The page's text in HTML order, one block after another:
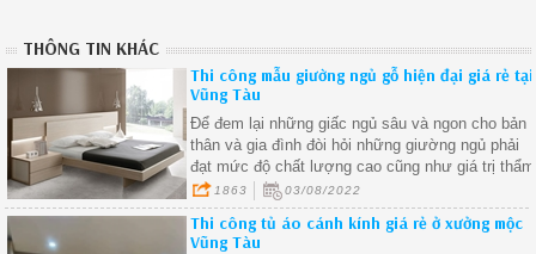
THÔNG TIN KHÁC
Thi công mẫu giường ngủ gỗ hiện đại giá rẻ tại
Vũng Tàu
Để đem lại những giấc ngủ sâu và ngon cho bản
thân và gia đình đòi hỏi những giường ngủ phải
đạt mức độ chất lượng cao cũng như giá trị thẩm
mỹ tạo cảm giác thoải mái nhất cho người sử
dụng.
1863 03/08/2022
Thi công tủ áo cánh kính giá rẻ ở xưởng mộc
Vũng Tàu